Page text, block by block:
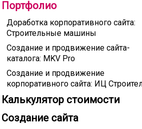
Портфолио
Доработка корпоративного сайта:
Строительные машины
Создание и продвижение сайта-
каталога: MKV Pro
Создание и продвижение
корпоративного сайта: ИЦ
Калькулятор стоимости
Создание сайта
Подтверждаю ознакомление с